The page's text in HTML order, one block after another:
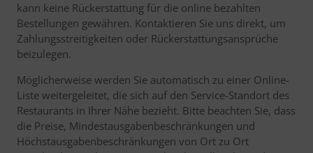
kann keine Rückerstattung für die online bezahlten
Bestellungen gewähren. Kontaktieren Sie uns direkt, um
Zahlungsstreitigkeiten oder Rückerstattungsansprüche
beizulegen.
Möglicherweise werden Sie automatisch zu einer Online-
Liste weitergeleitet, die sich auf den Service-Standort des
Restaurants in Ihrer Nähe bezieht. Bitte beachten Sie, dass
die Preise, Mindestausgabenbeschränkungen und
Höchstausgabenbeschränkungen von Ort zu Ort